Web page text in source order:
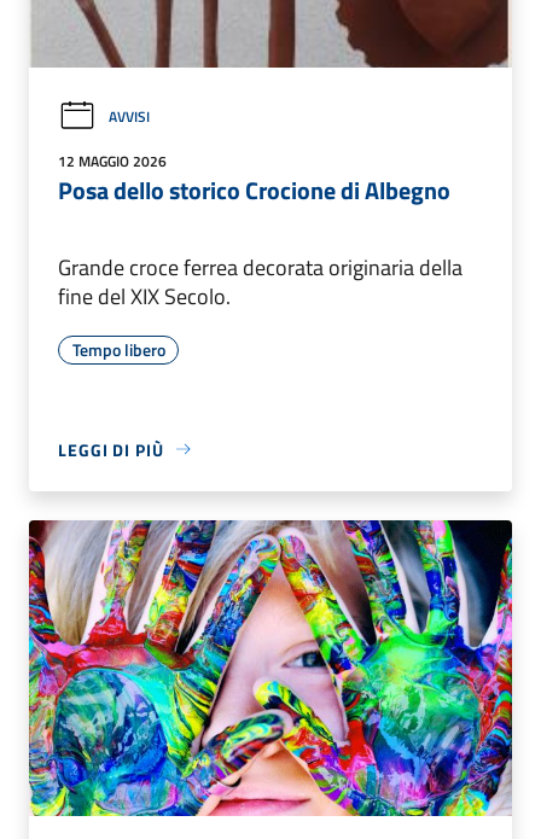
AVVISI
12 MAGGIO 2026
Posa dello storico Crocione di Albegno
Grande croce ferrea decorata originaria della
fine del XIX Secolo.
Tempo libero
LEGGI DI PIÙ